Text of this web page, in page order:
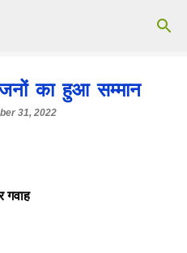
content
का हुआ सम्मान
31, 2022
गवाह